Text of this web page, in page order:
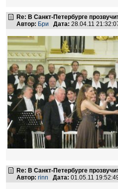
Re: В Санкт-Петербурге
Автор: Бри Дата: 28.04.11
Re: В Санкт-Петербурге
Автор: rinn Дата: 01.05.11